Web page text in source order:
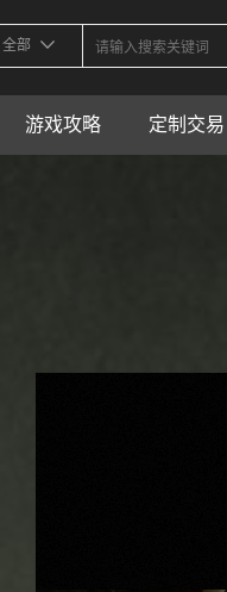
全部
游戏攻略 定制交易